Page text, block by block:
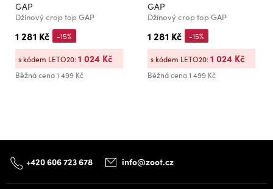
GAP
Džínový crop top GAP
1 281 Kč
Běžná cena1 499 Kč
-15%
s kódem LETO20:1 024 Kč
GAP
Džínový crop top GAP
1 281 Kč
Běžná cena1 499 Kč
-15%
s kódem LETO20:1 024 Kč
+420 606 723 678 info@zoot.cz